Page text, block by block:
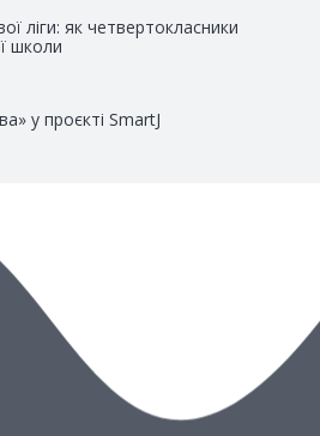
ліги: як четвертокласники
школи
у проєкті SmartJ